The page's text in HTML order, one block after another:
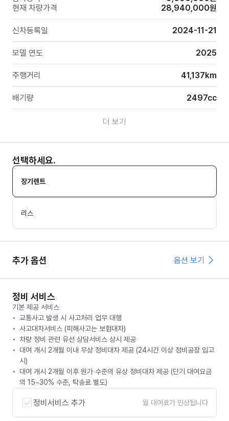
현재 차량가격
28,940,000원
신차등록일 2024-11-21
모델 연도 2025
주행거리 41,137km
배기량 2497cc
더 보기
선택하세요.
장기렌트
리스
추가 옵션 옵션 보기
정비 서비스
기본 제공 서비스
교통사고 발생 시 사고처리 업무 대행
사고대차서비스 (피해사고는 보험대차)
차량 정비 관련 유선 상담서비스 상시 제공
대여 개시 2개월 이내 무상 정비대차 제공 (24시간 이상 정비공장 입고
시)
대여 개시 2개월 이후 원가 수준의 유상 정비대차 제공 (단기 대여요금
의 15~30% 수준, 탁송료 별도)
정비서비스 추가 월 대여료가 인상됩니다